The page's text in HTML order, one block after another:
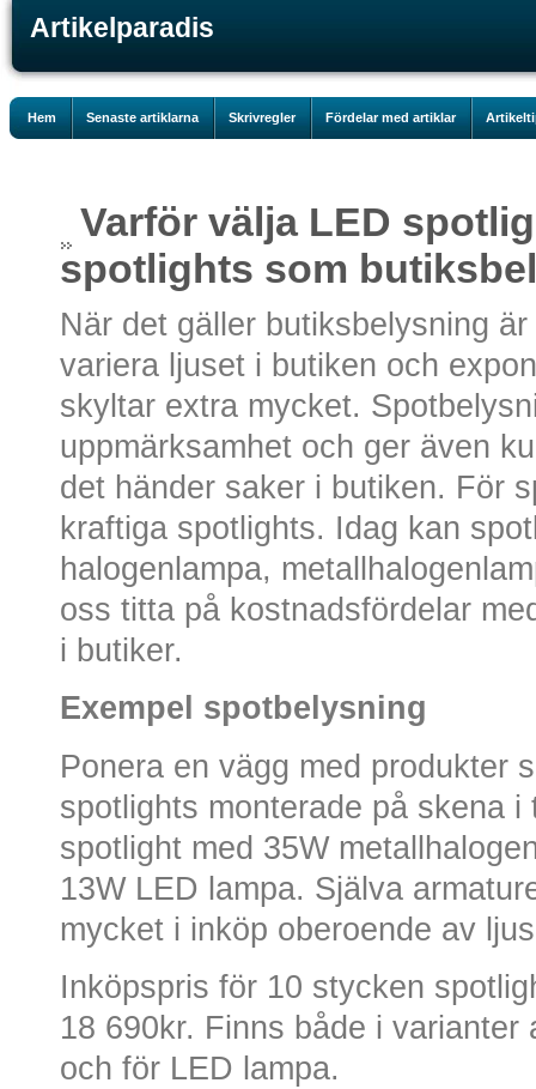
Artikelparadis
Hem Senaste artiklarna Skrivregler Fördelar med artiklar
Varför välja LED
spotlights som
När det gäller butiksbelysning
variera ljuset i butiken och
skyltar extra mycket.
uppmärksamhet och ger även
det händer saker i butiken. För
kraftiga spotlights. Idag kan
halogenlampa,
oss titta på kostnadsfördelar
i butiker.
Exempel spotbelysning
Ponera en vägg med produkter
spotlights monterade på skena
spotlight med 35W
13W LED lampa. Själva
mycket i inköp oberoende av
Inköpspris för 10 stycken
18 690kr. Finns både i
och för LED lampa.